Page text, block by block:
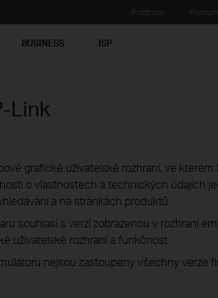
BUSINESS ISP
Link
grafické uživatelské rozhraní, ve
o vlastnostech a technických údajích
a na stránkách produktů.
souhlasí s verzí zobrazenou v rozhraní
uživatelské rozhraní a funkčnost.
nejsou zastoupeny všechny verze